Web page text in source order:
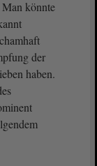
könnte
der
haben.